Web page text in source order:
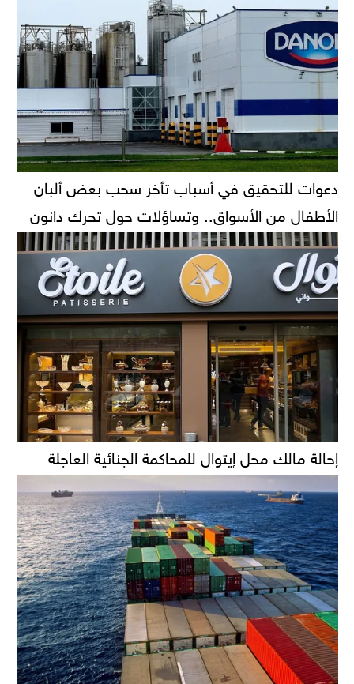
دعوات للتحقيق في أسباب تأخر سحب بعض ألبان
الأطفال من الأسواق.. وتساؤلات حول تحرك دانون
إحالة مالك محل إيتوال للمحاكمة الجنائية العاجلة